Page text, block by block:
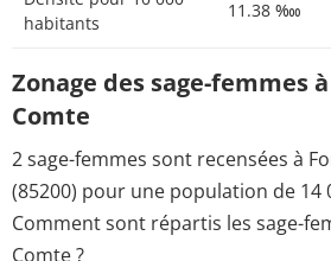
habitants
11.38 ‱
Zonage des sage-femmes
Comte
2 sage-femmes sont recensées à
(85200) pour une population de 14
Comment sont répartis les sage-
Comte ?